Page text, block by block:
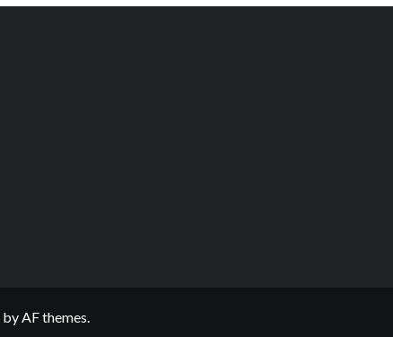
by AF themes.